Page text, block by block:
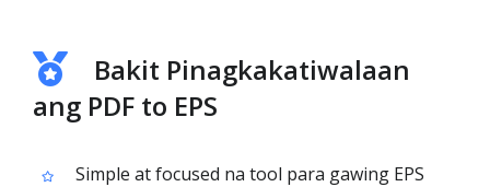
Bakit Pinagkakatiwalaan
ang PDF to EPS
Simple at focused na tool para gawing EPS